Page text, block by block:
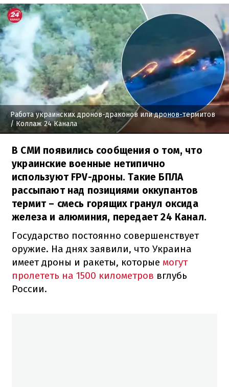
Работа украинских дронов-драконов или дронов-термитов
/ Коллаж 24 Канала
В СМИ появились сообщения о том, что
украинские военные нетипично
используют FPV-дроны. Такие БПЛА
рассыпают над позициями оккупантов
термит – смесь горящих гранул оксида
железа и алюминия, передает 24 Канал.
Государство постоянно совершенствует
оружие. На днях заявили, что Украина
имеет дроны и ракеты, которые могут
пролететь на 1500 километров вглубь
России.